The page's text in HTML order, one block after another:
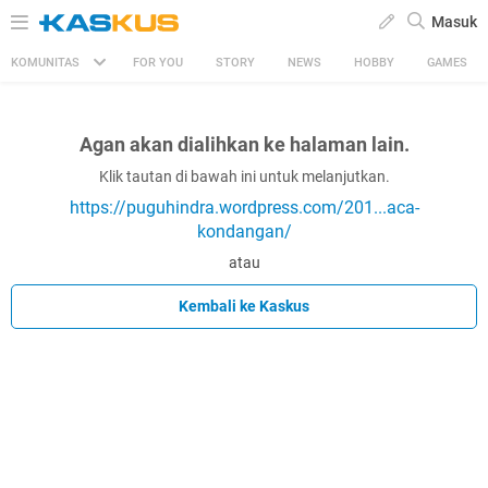
Masuk
KOMUNITAS FOR YOU STORY NEWS HOBBY GAMES
Agan akan dialihkan ke halaman lain.
Klik tautan di bawah ini untuk melanjutkan.
https://puguhindra.wordpress.com/201...aca-
kondangan/
atau
Kembali ke Kaskus